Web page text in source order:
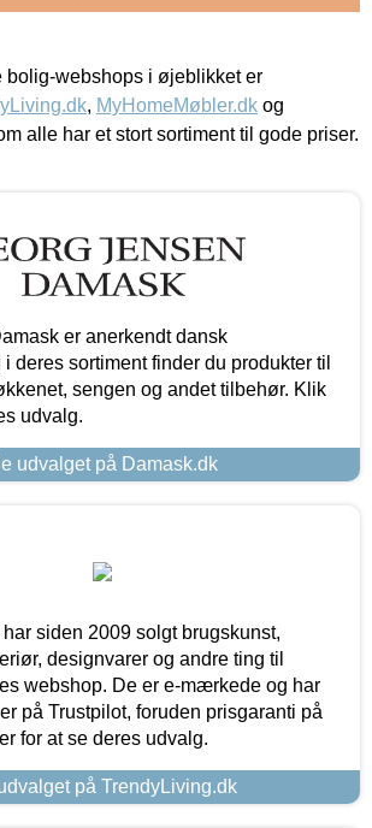
bolig-webshops i øjeblikket er
, MyHomeMøbler.dk og
alle har et stort sortiment til gode priser.
er anerkendt dansk
deres sortiment finder du produkter til
sengen og andet tilbehør. Klik
udvalg.
udvalget på Damask.dk
siden 2009 solgt brugskunst,
designvarer og andre ting til
webshop. De er e-mærkede og har
på Trustpilot, foruden prisgaranti på
for at se deres udvalg.
på TrendyLiving.dk